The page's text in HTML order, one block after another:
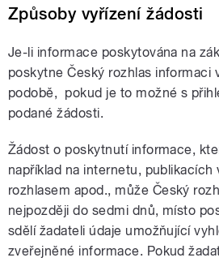
Způsoby vyřízení žádosti
Je-li informace poskytována na
poskytne Český rozhlas informaci
podobě, pokud je to možné s
podané žádosti.
Žádost o poskytnutí informace,
například na internetu, publikacích
rozhlasem apod., může Český
nejpozději do sedmi dnů, místo
sdělí žadateli údaje umožňující
zveřejněné informace. Pokud